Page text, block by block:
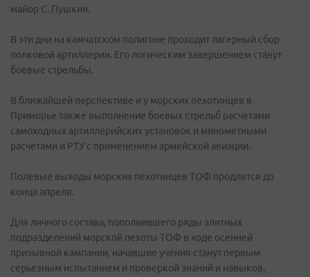
майор С. Пушкин.
В эти дни на камчатском полигоне проходит лагерный сбор
полковой артиллерии. Его логическим завершением станут
боевые стрельбы.
В ближайшей перспективе и у морских пехотинцев в
Приморье также выполнение боевых стрельб расчетами
самоходных артиллерийских установок и минометными
расчетами и РТУ с применением армейской авиации.
Полевые выходы морских пехотинцев ТОФ продлятся до
конца апреля.
Для личного состава, пополнившего ряды элитных
подразделений морской пехоты ТОФ в ходе осенней
призывной кампании, начавшие учения станут первым
серьезным испытанием и проверкой знаний и навыков,